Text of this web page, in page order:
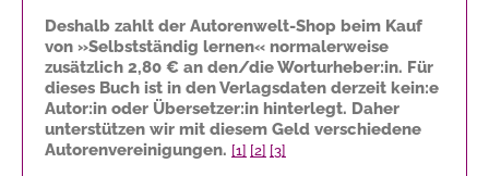
Deshalb zahlt der Autorenwelt-Shop beim Kauf
von »Selbstständig lernen« normalerweise
zusätzlich 2,80 € an den/die Worturheber:in. Für
dieses Buch ist in den Verlagsdaten derzeit kein:e
Autor:in oder Übersetzer:in hinterlegt. Daher
unterstützen wir mit diesem Geld verschiedene
Autorenvereinigungen. [1] [2] [3]